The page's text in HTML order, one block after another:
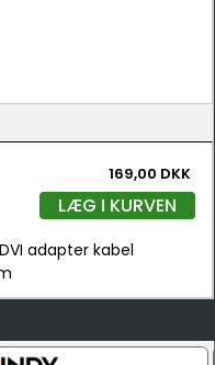
169,00 DKK
LÆG I KURVEN
adapter kabel